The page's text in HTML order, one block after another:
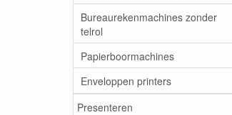
Bureaurekenmachines zonder
telrol
Papierboormachines
Enveloppen printers
Presenteren